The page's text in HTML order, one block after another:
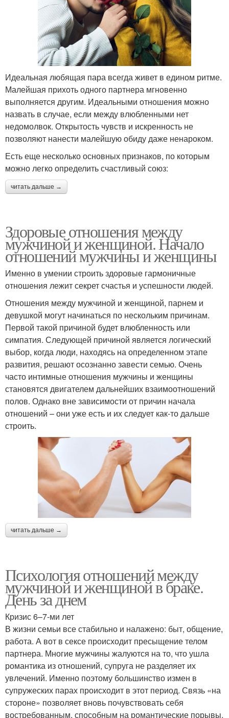
Идеальная любящая пара всегда живет в едином ритме.
Малейшая прихоть одного партнера мгновенно
выполняется другим. Идеальными отношения можно
назвать в случае, если между влюбленными нет
недомолвок. Открытость чувств и искренность не
позволяют нанести малейшую обиду даже ненароком.
Есть еще несколько основных признаков, по которым
можно легко определить счастливый союз:
читать дальше →
Здоровые отношения между
мужчиной и женщиной. Начало
отношений мужчины и женщины
Именно в умении строить здоровые гармоничные
отношения лежит секрет счастья и успешности людей.
Отношения между мужчиной и женщиной, парнем и
девушкой могут начинаться по нескольким причинам.
Первой такой причиной будет влюбленность или
симпатия. Следующей причиной является логический
выбор, когда люди, находясь на определенном этапе
развития, решают осознанно завести семью. Очень
часто интимные отношения мужчины и женщины
становятся двигателем дальнейших взаимоотношений
полов. Однако вне зависимости от причин начала
отношений – они уже есть и их следует как-то дальше
строить.
читать дальше →
Психология отношений между
мужчиной и женщиной в браке.
День за днем
Кризис 6–7-ми лет
В жизни семьи все стабильно и налажено: быт, общение,
работа. А вот в сексе происходит пресыщение телом
партнера. Многие мужчины жалуются на то, что ушла
романтика из отношений, супруга не разделяет их
увлечений. Именно поэтому большинство измен в
супружеских парах происходит в этот период. Связь «на
стороне» позволяет вновь почувствовать себя
востребованным, способным на романтические порывы.